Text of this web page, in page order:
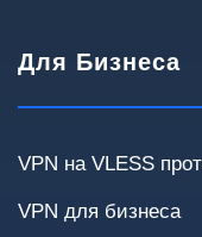
Удалённые
Для Бизнеса
VPN на VLESS
VPN для бизнеса